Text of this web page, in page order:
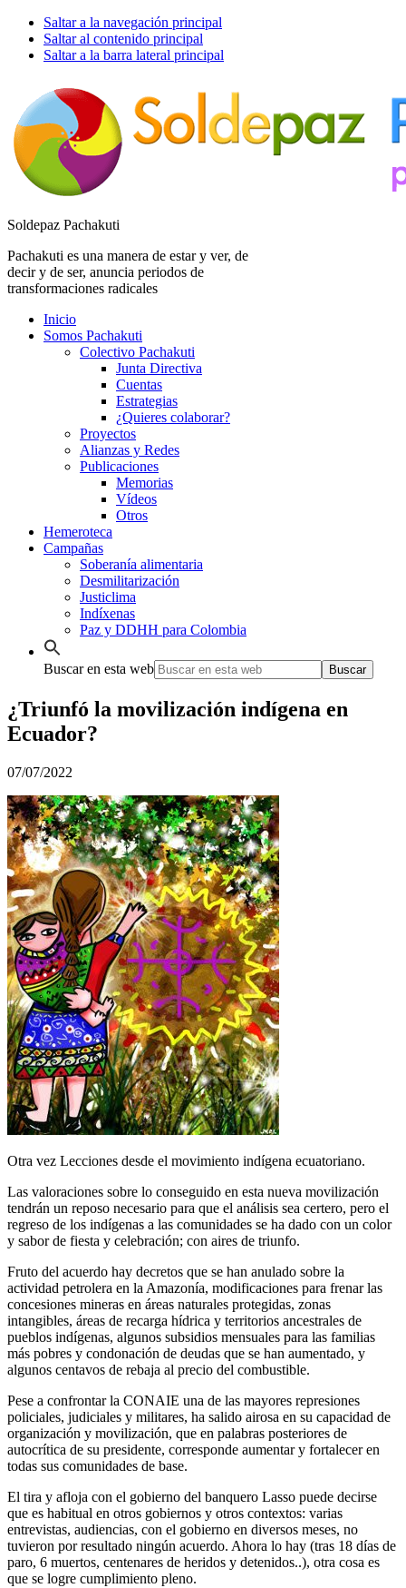
Saltar a la navegación principal
Saltar al contenido principal
Saltar a la barra lateral principal
Soldepaz Pachakuti
Pachakuti es una manera de estar y ver, de
decir y de ser, anuncia periodos de
transformaciones radicales
Inicio
Somos Pachakuti
Colectivo Pachakuti
Junta Directiva
Cuentas
Estrategias
¿Quieres colaborar?
Proyectos
Alianzas y Redes
Publicaciones
Memorias
Vídeos
Otros
Hemeroteca
Campañas
Soberanía alimentaria
Desmilitarización
Justiclima
Indíxenas
Paz y DDHH para Colombia
Buscar en esta web
¿Triunfó la movilización indígena en
Ecuador?
07/07/2022
Otra vez Lecciones desde el movimiento indígena ecuatoriano.
Las valoraciones sobre lo conseguido en esta nueva movilización
tendrán un reposo necesario para que el análisis sea certero, pero el
regreso de los indígenas a las comunidades se ha dado con un color
y sabor de fiesta y celebración; con aires de triunfo.
Fruto del acuerdo hay decretos que se han anulado sobre la
actividad petrolera en la Amazonía, modificaciones para frenar las
concesiones mineras en áreas naturales protegidas, zonas
intangibles, áreas de recarga hídrica y territorios ancestrales de
pueblos indígenas, algunos subsidios mensuales para las familias
más pobres y condonación de deudas que se han aumentado, y
algunos centavos de rebaja al precio del combustible.
Pese a confrontar la CONAIE una de las mayores represiones
policiales, judiciales y militares, ha salido airosa en su capacidad de
organización y movilización, que en palabras posteriores de
autocrítica de su presidente, corresponde aumentar y fortalecer en
todas sus comunidades de base.
El tira y afloja con el gobierno del banquero Lasso puede decirse
que es habitual en otros gobiernos y otros contextos: varias
entrevistas, audiencias, con el gobierno en diversos meses, no
tuvieron por resultado ningún acuerdo. Ahora lo hay (tras 18 días de
paro, 6 muertos, centenares de heridos y detenidos..), otra cosa es
que se logre cumplimiento pleno.